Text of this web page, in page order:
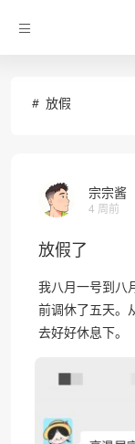
放假
宗宗酱
4 周前
放假了
我八月一号到八
前调休了五天。
去好好休息下。